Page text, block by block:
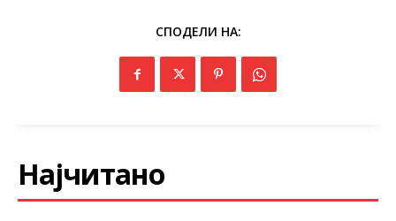
СПОДЕЛИ НА:
Најчитано